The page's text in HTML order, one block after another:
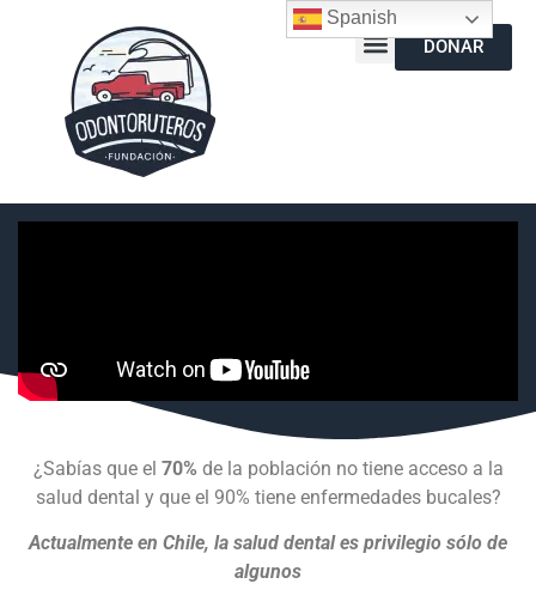
DONAR
¿Sabías que el 70% de la población no tiene acceso a la
salud dental y que el 90% tiene enfermedades bucales?
Actualmente en Chile, la salud dental es privilegio sólo de
algunos
Spanish